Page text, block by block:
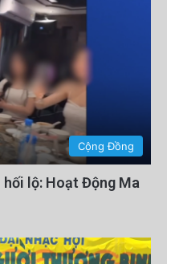
Cộng Đồng
hối lộ: Hoạt Động Ma